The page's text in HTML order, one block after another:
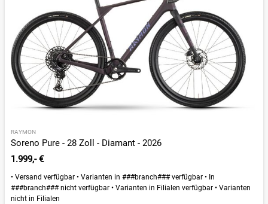
RAYMON
Soreno Pure - 28 Zoll - Diamant - 2026
1.999,- €
• Versand verfügbar • Varianten in ###branch### verfügbar • In
###branch### nicht verfügbar • Varianten in Filialen verfügbar • Varianten
nicht in Filialen